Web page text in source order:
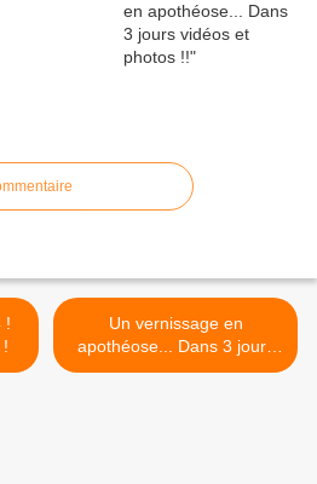
Un vernissage en
apothéose... Dans 3 jours
vidéos et photos !! >